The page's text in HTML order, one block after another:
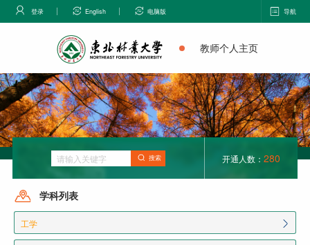
登录 English 电脑版 导航
教师个人主页
搜索 开通人数： 280
学科列表
工学